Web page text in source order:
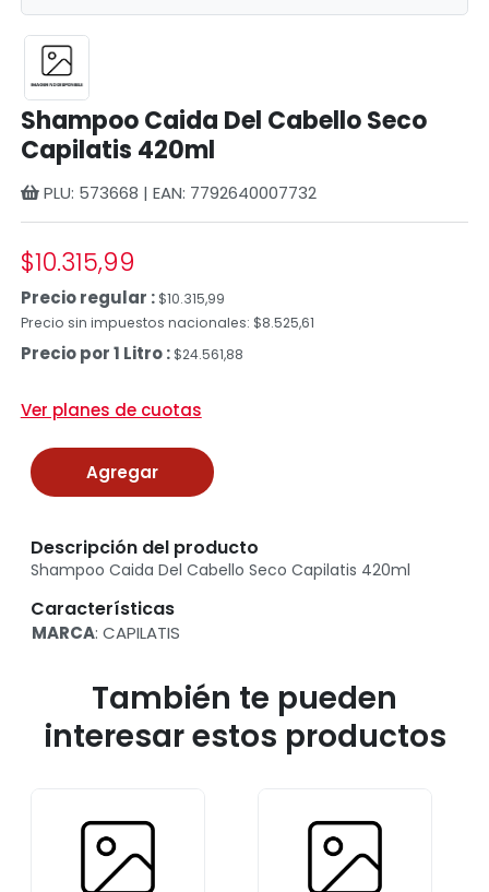
Shampoo Caida Del Cabello Seco
Capilatis 420ml
PLU: 573668 | EAN: 7792640007732
$10.315,99
Precio regular :$10.315,99
Precio sin impuestos nacionales: $8.525,61
Precio por 1 Litro : $24.561,88
Ver planes de cuotas
Agregar
Descripción del producto
Shampoo Caida Del Cabello Seco Capilatis 420ml
Características
MARCA: CAPILATIS
También te pueden
interesar estos productos